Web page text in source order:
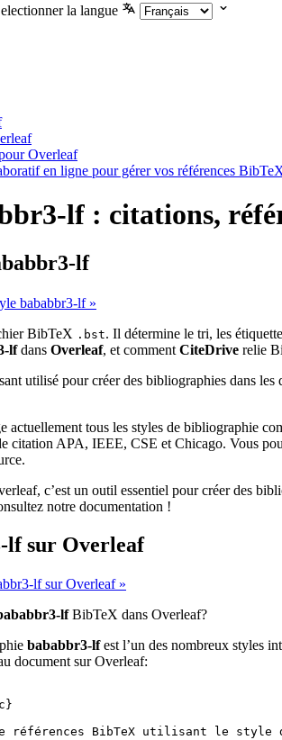
la langue
Overleaf
en ligne pour gérer vos références
lf : citations,
lf
bababbr3-lf »
BibTeX .bst. Il détermine le tri, les
lfdans Overleaf, et comment CiteDrive relie
utilisé pour créer des bibliographies dans
actuellement tous les styles de bibliographie
citation APA, IEEE, CSE et Chicago. Vous
c’est un outil essentiel pour créer des
notre documentation !
lfsur Overleaf
lf sur Overleaf »
lfBibTeX dans Overleaf?
bababbr3-lfest l’un des nombreux styles
document sur Overleaf:
}
de références BibTeX utilisant le